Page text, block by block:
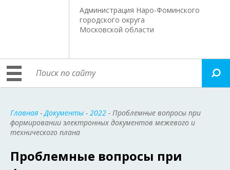
Администрация Наро-Фоминского
городского округа
Московской области
Главная -Документы - 2022 - Проблемные вопросы при
формировании электронных документов межевого и
технического плана
Проблемные вопросы при